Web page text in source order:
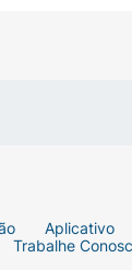
Aplicativo
Trabalhe